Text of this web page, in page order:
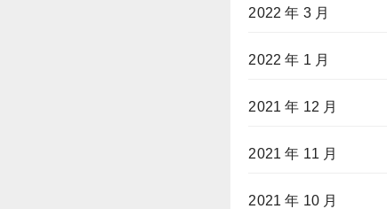
2022 年 3 月
2022 年 1 月
2021 年 12 月
2021 年 11 月
2021 年 10 月